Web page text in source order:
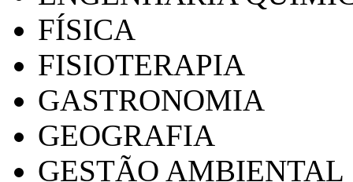
FÍSICA
FISIOTERAPIA
GASTRONOMIA
GEOGRAFIA
GESTÃO AMBIENTAL